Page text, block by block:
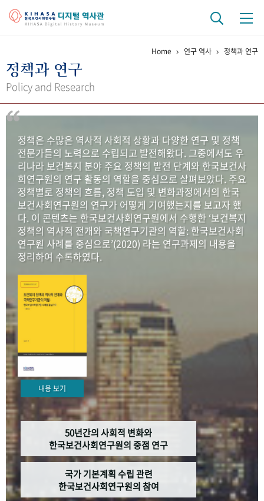
걸어온 길 기관 변천사
연구 역사
정책과 연구 키워드로 보는 연구 역사
연구자들
간행물 변천사
기록물 아카이브
사진 아카이브 문서 기록물 행정박물 영상 기록물
50+1주년 기념
성과 50선 숫자로 보는 50년
세계와 함께 한 KIHASA
VR 역사관
Home 연구 역사 정책과 연구
정책과 연구
Policy and Research
정책은 수많은 역사적 사회적 상황과 다양한 연구 및 정책
전문가들의 노력으로 수립되고 발전해왔다. 그중에서도 우
리나라 보건복지 분야 주요 정책의 발전 단계와 한국보건사
회연구원의 연구 활동의 역할을 중심으로 살펴보았다. 주요
정책별로 정책의 흐름, 정책 도입 및 변화과정에서의 한국
보건사회연구원의 연구가 어떻게 기여했는지를 보고자 했
다. 이 콘텐츠는 한국보건사회연구원에서 수행한 ‘보건복지
정책의 역사적 전개와 국책연구기관의 역할: 한국보건사회
연구원 사례를 중심으로’(2020) 라는 연구과제의 내용을
정리하여 수록하였다.
내용 보기
50년간의 사회적 변화와
한국보건사회연구원의 중점 연구
국가 기본계획 수립 관련
한국보건사회연구원의 참여